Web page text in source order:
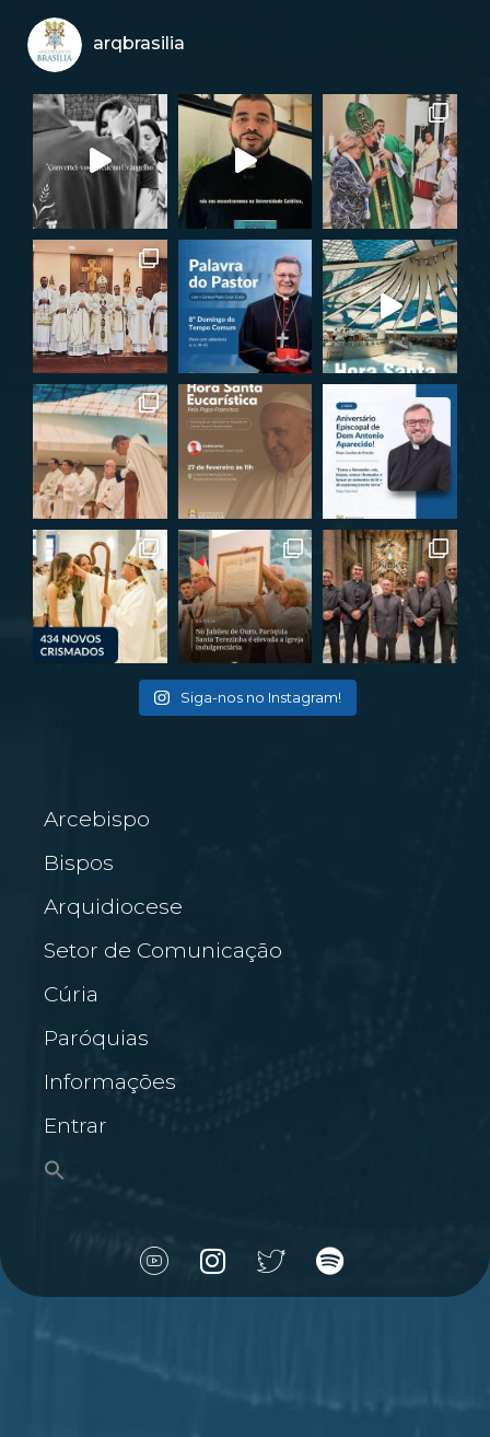
arqbrasilia
Siga-nos no Instagram!
Arcebispo
Bispos
Arquidiocese
Setor de Comunicação
Cúria
Paróquias
Informações
Entrar